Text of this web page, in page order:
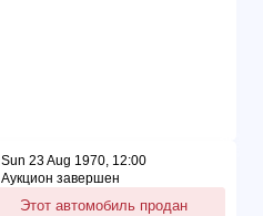
Sun 23 Aug 1970, 12:00
Аукцион завершен
Этот автомобиль продан